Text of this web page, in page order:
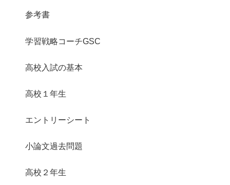
参考書
学習戦略コーチGSC
高校入試の基本
高校１年生
エントリーシート
小論文過去問題
高校２年生